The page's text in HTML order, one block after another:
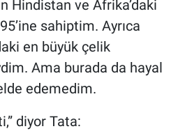
Hindistan ve Afrika’daki
sahiptim. Ayrıca
en büyük çelik
Ama burada da hayal
edemedim.
diyor Tata: